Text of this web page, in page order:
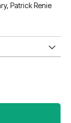
Patrick Renie